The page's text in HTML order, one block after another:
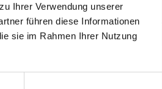
Ihrer Verwendung unserer
führen diese Informationen
sie im Rahmen Ihrer Nutzung